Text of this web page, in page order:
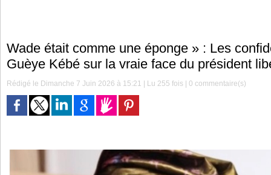
Wade était comme une éponge » : Les
Guèye Kébé sur la vraie face du président
Rédigé le Dimanche 7 Juin 2026 à 15:21 | Lu 255 fois |0 commentaire(s)